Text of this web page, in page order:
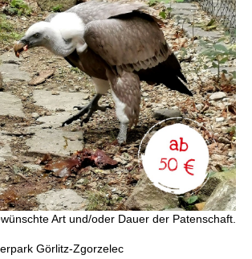
Art und/oder Dauer der Patenschaft.
Görlitz-Zgorzelec